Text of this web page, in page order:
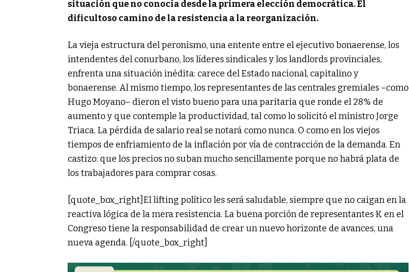
situación que no conocía desde la primera elección democrática. El
dificultoso camino de la resistencia a la reorganización.
La vieja estructura del peronismo, una entente entre el ejecutivo bonaerense, los
intendentes del conurbano, los líderes sindicales y los landlords provinciales,
enfrenta una situación inédita: carece del Estado nacional, capitalino y
bonaerense. Al mismo tiempo, los representantes de las centrales gremiales –como
Hugo Moyano– dieron el visto bueno para una paritaria que ronde el 28% de
aumento y que contemple la productividad, tal como lo solicitó el ministro Jorge
Triaca. La pérdida de salario real se notará como nunca. O como en los viejos
tiempos de enfriamiento de la inflación por vía de contracción de la demanda. En
castizo: que los precios no suban mucho sencillamente porque no habrá plata de
los trabajadores para comprar cosas.
[quote_box_right]El lifting político les será saludable, siempre que no caigan en la
reactiva lógica de la mera resistencia. La buena porción de representantes K en el
Congreso tiene la responsabilidad de crear un nuevo horizonte de avances, una
nueva agenda. [/quote_box_right]